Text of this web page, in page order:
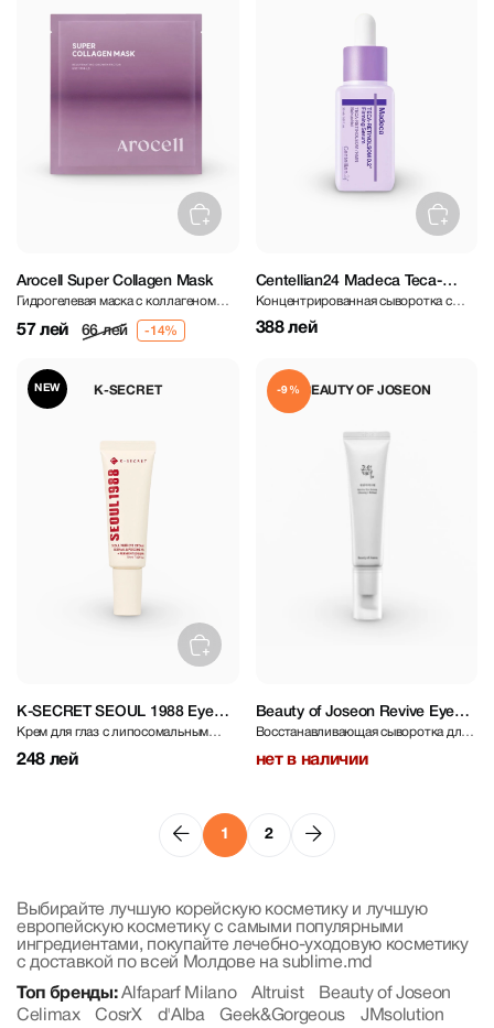
Arocell Super Collagen Mask
Гидрогелевая маска с коллагеном
для увлажнения и лифтинга.
57 лей 66 лей
Centellian24 Madeca Teca-
Retinolsom 0,2+ Firming Serum
30 ml
Концентрированная сыворотка с
ретинолом и экстрактом центеллы
азиатской
388 лей
K-SECRET
NEW
K-SECRET SEOUL 1988 Eye
Cream : Retinal Liposome 4% +
Fermented Bean Mini 10 ml
Крем для глаз с липосомальным
ретином 4%
248 лей
BEAUTY OF JOSEON
-9%
Beauty of Joseon Revive Eye
Serum Ginseng+Retinal 30 ml
Восстанавливающая сыворотка для
и ретиналем
нет в наличии
1 2
Выбирайте лучшую корейскую косметику и лучшую
европейскую косметику с самыми популярными
ингредиентами, покупайте лечебно-уходовую косметику
с доставкой по всей Молдове на sublime.md
Топ бренды: Alfaparf Milano Altruist
Beauty of Joseon
Celimax
CosrX d'Alba Geek&Gorgeous
JMsolution